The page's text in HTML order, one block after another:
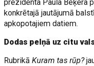
prezidenta Paula Beķera
konkrētajā jautājumā
apkopotajiem datiem.
Dodas pelņā uz citu
RubrikāKuram tas rūp?